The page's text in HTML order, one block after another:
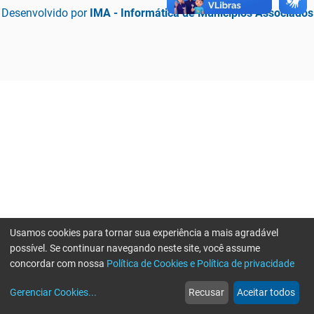
Desenvolvido por IMA - Informática de Municípios Associados
web
Notícias
more_horiz
Mais
Usamos cookies para tornar sua experiência a mais agradável
possível. Se continuar navegando neste site, você assume
concordar com nossa Política de Cookies e Política de privacidade
Gerenciar Cookies... Recusar Aceitar todos
Erro ao enviar informações, por favor tente novamente